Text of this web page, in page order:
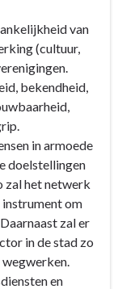
van
(cultuur,
bekendheid,
in armoede
doelstellingen
zal het netwerk
om
zal er
in de stad zo
en